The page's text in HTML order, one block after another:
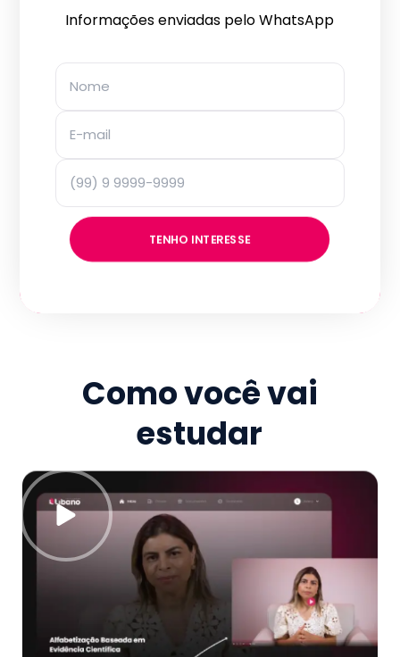
Informações enviadas pelo WhatsApp
TENHO INTERESSE
Como você vai
estudar